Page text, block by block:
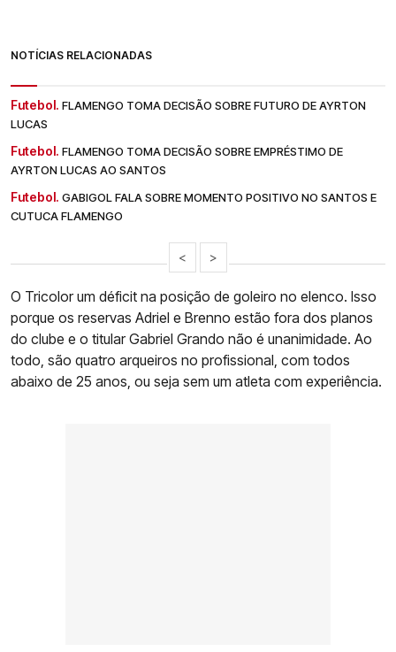
NOTÍCIAS RELACIONADAS
Futebol. FLAMENGO TOMA DECISÃO SOBRE FUTURO DE AYRTON
LUCAS
Futebol. FLAMENGO TOMA DECISÃO SOBRE EMPRÉSTIMO DE
AYRTON LUCAS AO SANTOS
Futebol. GABIGOL FALA SOBRE MOMENTO POSITIVO NO SANTOS E
CUTUCA FLAMENGO
< >
O Tricolor um déficit na posição de goleiro no elenco. Isso
porque os reservas Adriel e Brenno estão fora dos planos
do clube e o titular Gabriel Grando não é unanimidade. Ao
todo, são quatro arqueiros no profissional, com todos
abaixo de 25 anos, ou seja sem um atleta com experiência.